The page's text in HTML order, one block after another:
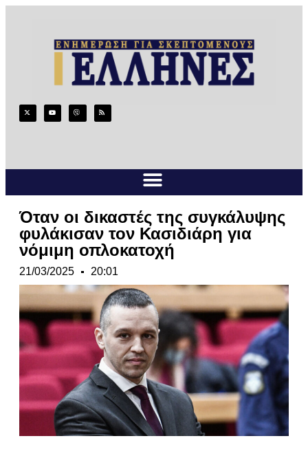
Όταν οι δικαστές της συγκάλυψης
φυλάκισαν τον Κασιδιάρη για
νόμιμη οπλοκατοχή
21/03/2025 20:01